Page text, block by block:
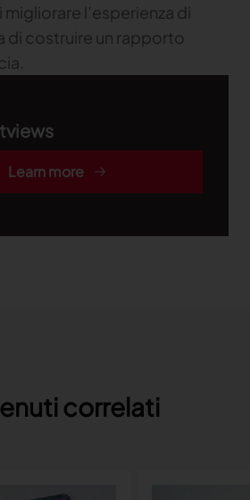
l’esperienza di
di costruire un rapporto
Learn more
correlati